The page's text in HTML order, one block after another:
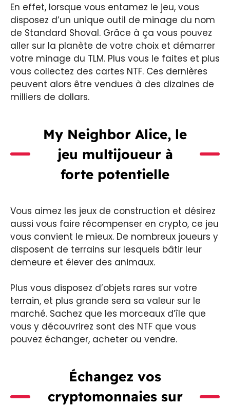
En effet, lorsque vous entamez le jeu, vous
disposez d’un unique outil de minage du nom
de Standard Shoval. Grâce à ça vous pouvez
aller sur la planète de votre choix et démarrer
votre minage du TLM. Plus vous le faites et plus
vous collectez des cartes NTF. Ces dernières
peuvent alors être vendues à des dizaines de
milliers de dollars.
My Neighbor Alice, le
jeu multijoueur à
forte potentielle
Vous aimez les jeux de construction et désirez
aussi vous faire récompenser en crypto, ce jeu
vous convient le mieux. De nombreux joueurs y
disposent de terrains sur lesquels bâtir leur
demeure et élever des animaux.
Plus vous disposez d’objets rares sur votre
terrain, et plus grande sera sa valeur sur le
marché. Sachez que les morceaux d’île que
vous y découvrirez sont des NTF que vous
pouvez échanger, acheter ou vendre.
Échangez vos
cryptomonnaies sur